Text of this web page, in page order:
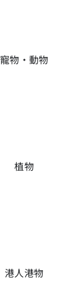
寵物・動物
植物
港人港物